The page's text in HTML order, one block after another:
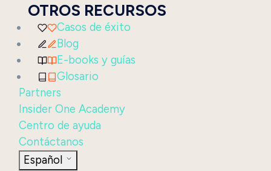
OTROS RECURSOS
Casos de éxito
Blog
E-books y guías
Glosario
Partners
Insider One Academy
Centro de ayuda
Contáctanos
Español